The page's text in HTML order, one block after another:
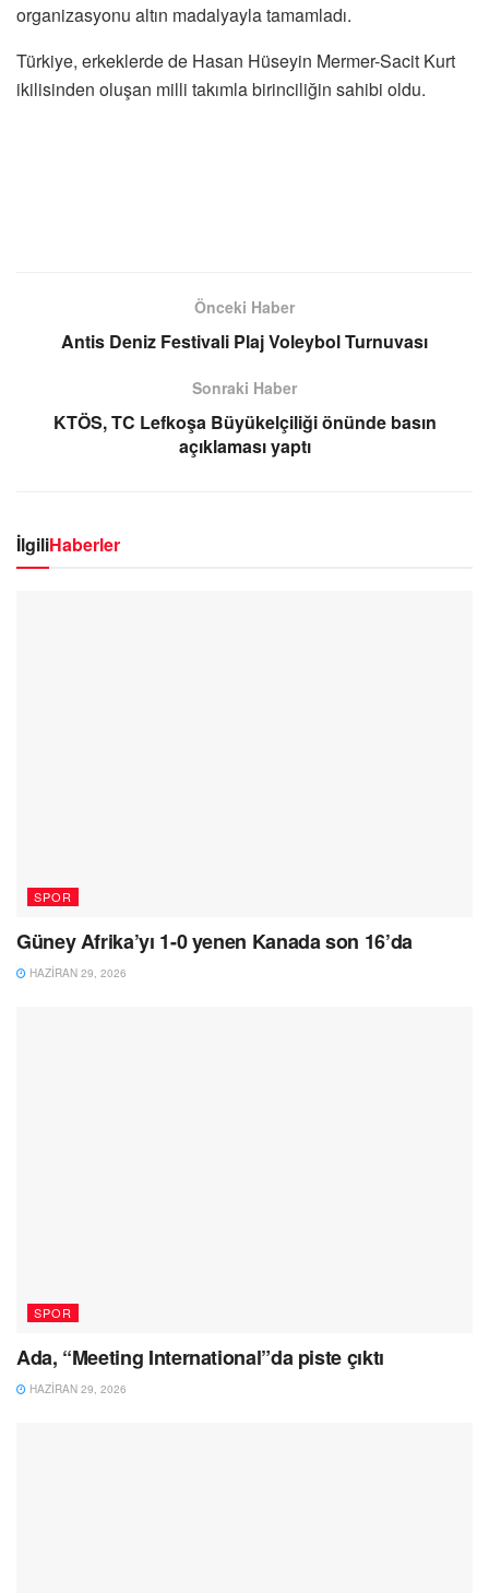
organizasyonu altın madalyayla tamamladı.
Türkiye, erkeklerde de Hasan Hüseyin Mermer-Sacit Kurt
ikilisinden oluşan milli takımla birinciliğin sahibi oldu.
Önceki Haber
Antis Deniz Festivali Plaj Voleybol Turnuvası
Sonraki Haber
KTÖS, TC Lefkoşa Büyükelçiliği önünde basın
açıklaması yaptı
İlgiliHaberler
SPOR
Güney Afrika’yı 1-0 yenen Kanada son 16’da
HAZIRAN 29, 2026
SPOR
Ada, “Meeting International”da piste çıktı
HAZIRAN 29, 2026